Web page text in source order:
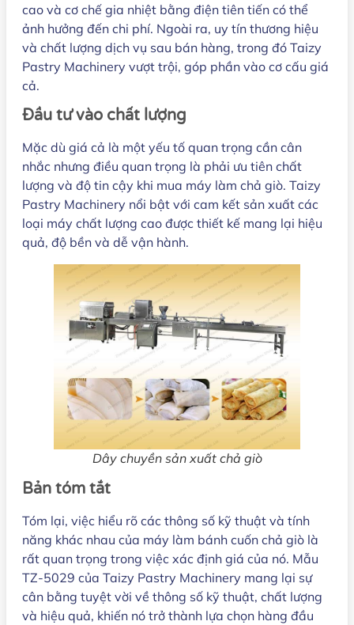
cao và cơ chế gia nhiệt bằng điện tiên tiến có thể
ảnh hưởng đến chi phí. Ngoài ra, uy tín thương hiệu
và chất lượng dịch vụ sau bán hàng, trong đó Taizy
Pastry Machinery vượt trội, góp phần vào cơ cấu giá
cả.
Đầu tư vào chất lượng
Mặc dù giá cả là một yếu tố quan trọng cần cân
nhắc nhưng điều quan trọng là phải ưu tiên chất
lượng và độ tin cậy khi mua máy làm chả giò. Taizy
Pastry Machinery nổi bật với cam kết sản xuất các
loại máy chất lượng cao được thiết kế mang lại hiệu
quả, độ bền và dễ vận hành.
Dây chuyền sản xuất chả giò
Bản tóm tắt
Tóm lại, việc hiểu rõ các thông số kỹ thuật và tính
năng khác nhau của máy làm bánh cuốn chả giò là
rất quan trọng trong việc xác định giá của nó. Mẫu
TZ-5029 của Taizy Pastry Machinery mang lại sự
cân bằng tuyệt vời về thông số kỹ thuật, chất lượng
và hiệu quả, khiến nó trở thành lựa chọn hàng đầu